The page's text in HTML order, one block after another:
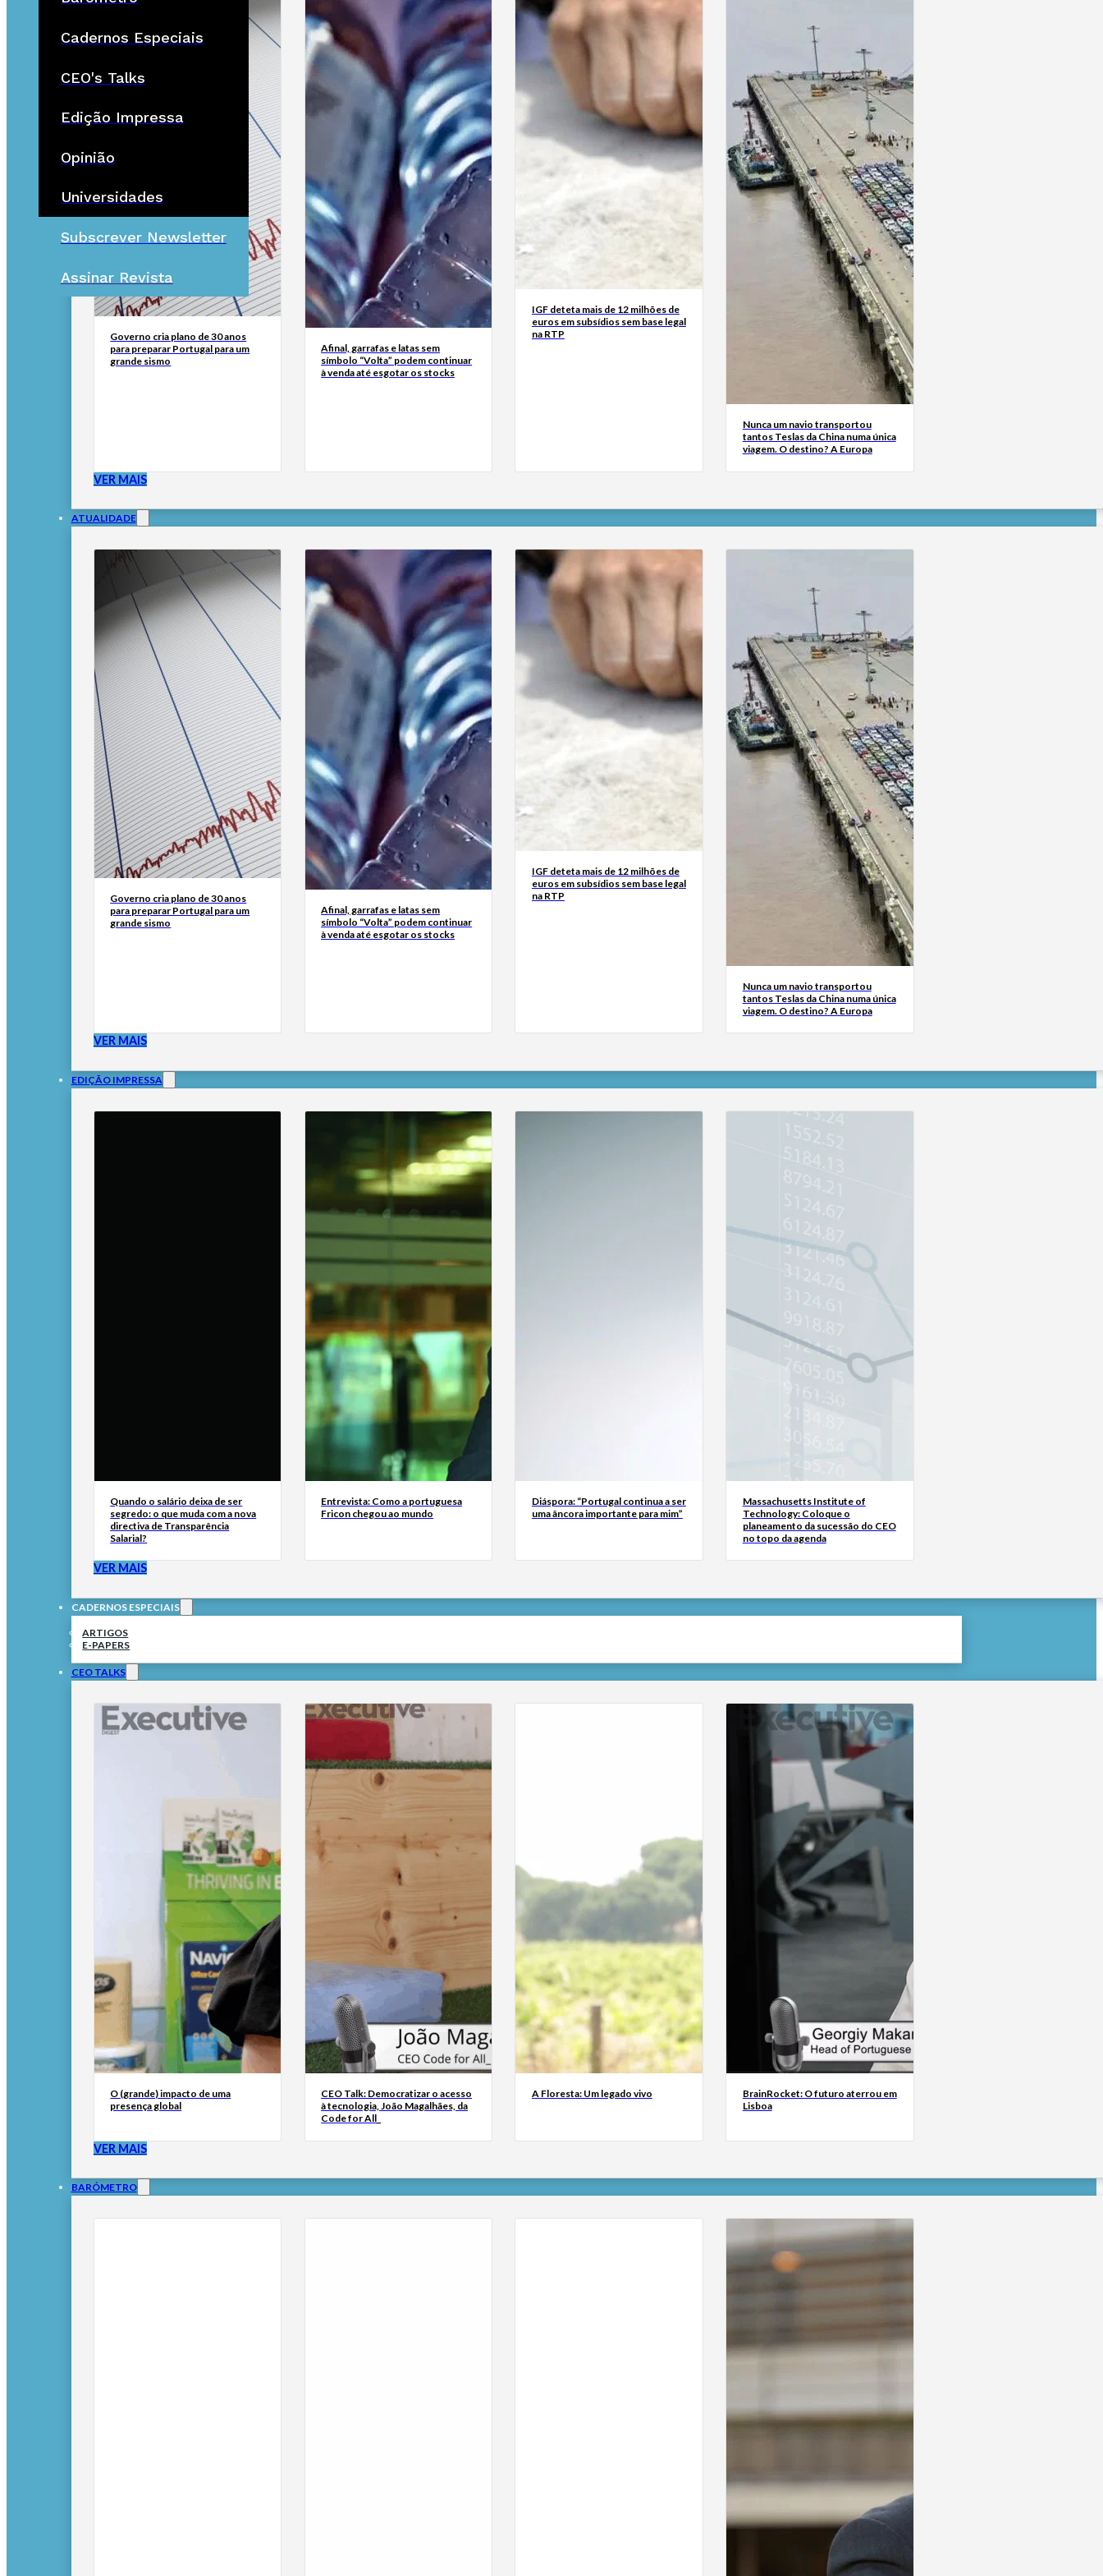
Cadernos Especiais
CEO's Talks
Edição Impressa
Opinião
Universidades
Subscrever Newsletter
Assinar Revista
Governo cria plano de 30 anos
para preparar Portugal para um
grande sismo
Afinal, garrafas e latas sem
símbolo “Volta” podem continuar
à venda até esgotar os stocks
IGF deteta mais de 12 milhões de
euros em subsídios sem base legal
na RTP
Nunca um navio transportou
tantos Teslas da China numa única
viagem. O destino? A Europa
VER MAIS
ATUALIDADE
Governo cria plano de 30 anos
para preparar Portugal para um
grande sismo
Afinal, garrafas e latas sem
símbolo “Volta” podem continuar
à venda até esgotar os stocks
IGF deteta mais de 12 milhões de
euros em subsídios sem base legal
na RTP
Nunca um navio transportou
tantos Teslas da China numa única
viagem. O destino? A Europa
VER MAIS
EDIÇÃO IMPRESSA
Quando o salário deixa de ser
segredo: o que muda com a nova
directiva de Transparência
Salarial?
Entrevista: Como a portuguesa
Fricon chegou ao mundo
Diáspora: “Portugal continua a ser
uma âncora importante para mim”
Massachusetts Institute of
Technology: Coloque o
planeamento da sucessão do CEO
no topo da agenda
VER MAIS
CADERNOS ESPECIAIS
ARTIGOS
E-PAPERS
CEO TALKS
O (grande) impacto de uma
presença global
CEO Talk: Democratizar o acesso
à tecnologia, João Magalhães, da
Code for All_
A Floresta: Um legado vivo
BrainRocket: O futuro aterrou em
Lisboa
VER MAIS
BARÓMETRO